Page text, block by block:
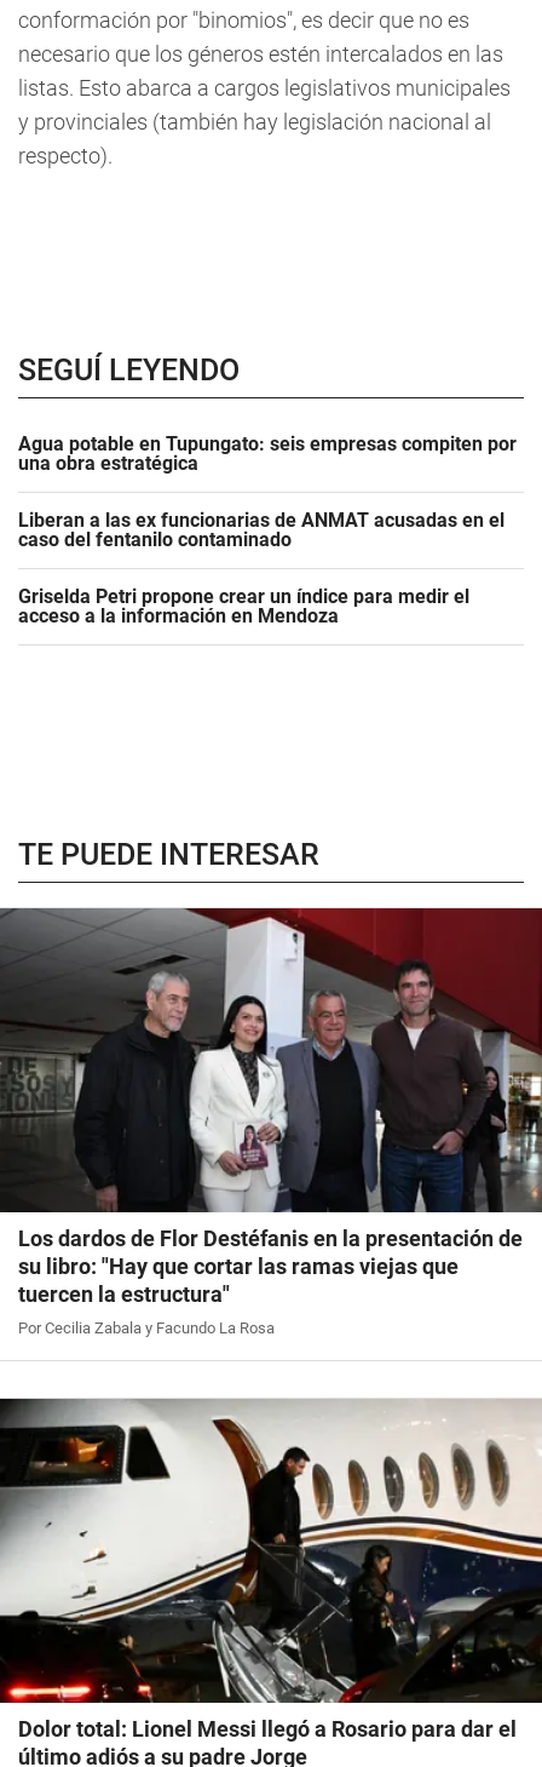
conformación por "binomios", es decir que no es
necesario que los géneros estén intercalados en las
listas. Esto abarca a cargos legislativos municipales
y provinciales (también hay legislación nacional al
respecto).
SEGUÍ LEYENDO
Agua potable en Tupungato: seis empresas compiten por
una obra estratégica
Liberan a las ex funcionarias de ANMAT acusadas en el
caso del fentanilo contaminado
Griselda Petri propone crear un índice para medir el
acceso a la información en Mendoza
TE PUEDE INTERESAR
Los dardos de Flor Destéfanis en la presentación de
su libro: "Hay que cortar las ramas viejas que
tuercen la estructura"
Por Cecilia Zabala y Facundo La Rosa
Dolor total: Lionel Messi llegó a Rosario para dar el
último adiós a su padre Jorge